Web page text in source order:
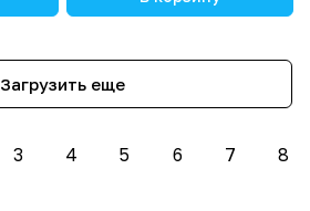
Загрузить еще
3 4 5 6 7 8